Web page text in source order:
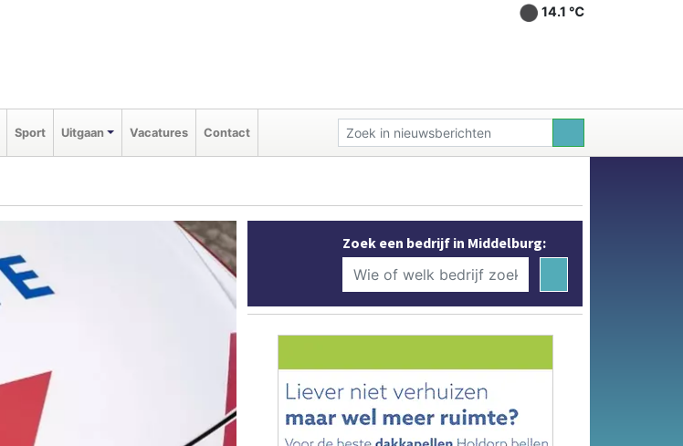
14.1 ℃
Sport Uitgaan Vacatures Contact
Zoek een bedrijf in Middelburg: